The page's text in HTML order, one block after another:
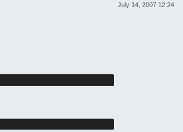
July 14, 2007 12:24